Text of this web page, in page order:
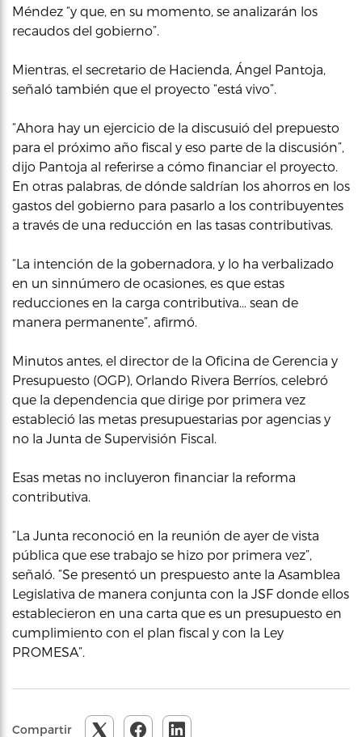
Méndez “y que, en su momento, se analizarán los
recaudos del gobierno”.
Mientras, el secretario de Hacienda, Ángel Pantoja,
señaló también que el proyecto “está vivo”.
“Ahora hay un ejercicio de la discusuió del prepuesto
para el próximo año fiscal y eso parte de la discusión”,
dijo Pantoja al referirse a cómo financiar el proyecto.
En otras palabras, de dónde saldrían los ahorros en los
gastos del gobierno para pasarlo a los contribuyentes
a través de una reducción en las tasas contributivas.
“La intención de la gobernadora, y lo ha verbalizado
en un sinnúmero de ocasiones, es que estas
reducciones en la carga contributiva… sean de
manera permanente”, afirmó.
Minutos antes, el director de la Oficina de Gerencia y
Presupuesto (OGP), Orlando Rivera Berríos, celebró
que la dependencia que dirige por primera vez
estableció las metas presupuestarias por agencias y
no la Junta de Supervisión Fiscal.
Esas metas no incluyeron financiar la reforma
contributiva.
“La Junta reconoció en la reunión de ayer de vista
pública que ese trabajo se hizo por primera vez”,
señaló. “Se presentó un prespuesto ante la Asamblea
Legislativa de manera conjunta con la JSF donde ellos
establecieron en una carta que es un presupuesto en
cumplimiento con el plan fiscal y con la Ley
PROMESA”.
Compartir